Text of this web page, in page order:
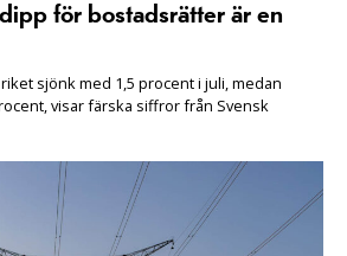
för bostadsrätter är en
sjönk med 1,5 procent i juli, medan
visar färska siffror från Svensk